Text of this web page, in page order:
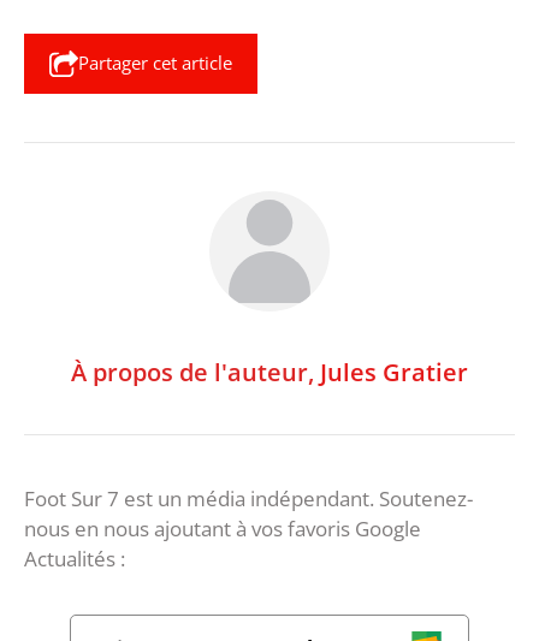
Partager cet article
À propos de l'auteur, Jules Gratier
Foot Sur 7 est un média indépendant. Soutenez-
nous en nous ajoutant à vos favoris Google
Actualités :